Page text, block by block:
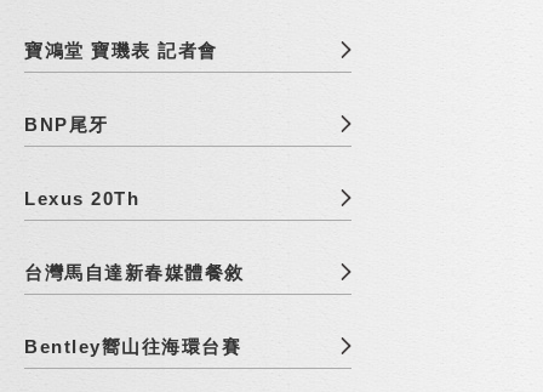
寶鴻堂 寶璣表 記者會
BNP尾牙
Lexus 20Th
台灣馬自達新春媒體餐敘
Bentley嚮山往海環台賽